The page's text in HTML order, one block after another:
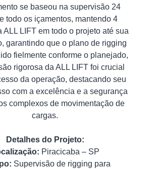
se baseou na supervisão 24
todo os içamentos, mantendo 4
ALL LIFT em todo o projeto até sua
garantindo que o plano de rigging
fielmente conforme o planejado,
rigorosa da ALL LIFT foi crucial
da operação, destacando seu
com a excelência e a segurança
complexos de movimentação de
cargas.
Detalhes do Projeto:
Piracicaba – SP
Supervisão de rigging para